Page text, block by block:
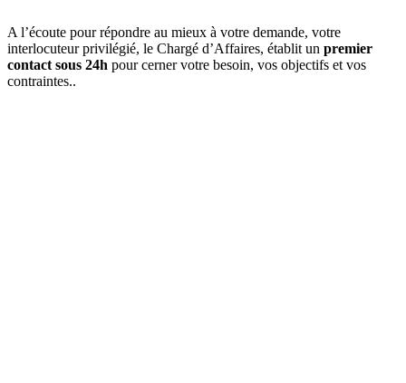
A l’écoute pour répondre au mieux à votre demande, votre
interlocuteur privilégié, le Chargé d’Affaires, établit un premier
contact sous 24h pour cerner votre besoin, vos objectifs et vos
contraintes..